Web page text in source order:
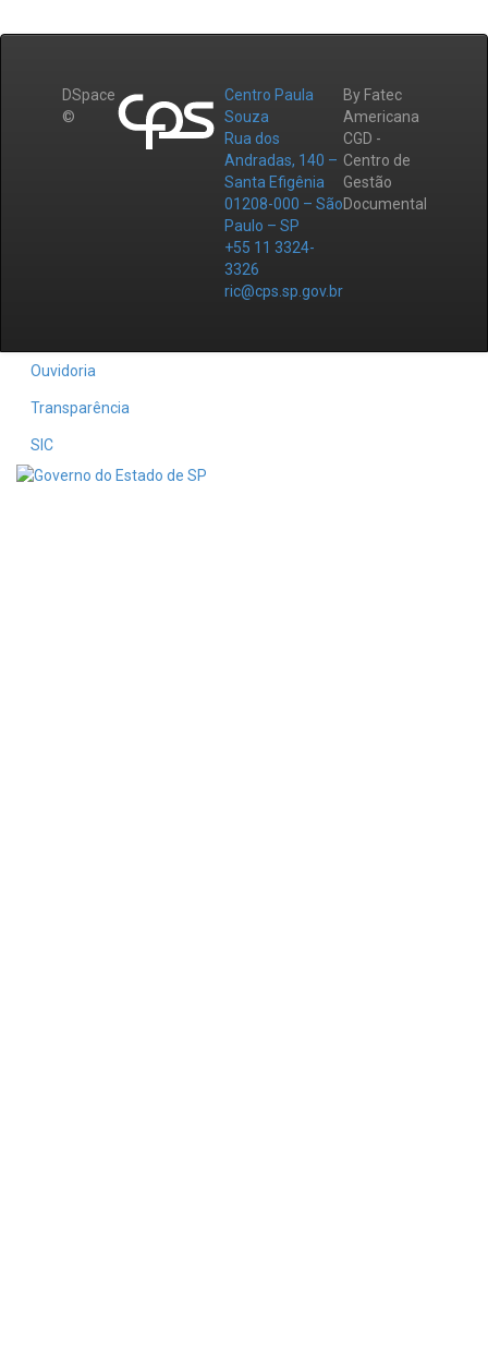
DSpace
©
Centro Paula
Souza
Rua dos
Andradas, 140 –
Santa Efigênia
01208-000 – São
Paulo – SP
+55 11 3324-
3326
ric@cps.sp.gov.br
By Fatec
Americana
CGD -
Centro de
Gestão
Documental
Ouvidoria
Transparência
SIC